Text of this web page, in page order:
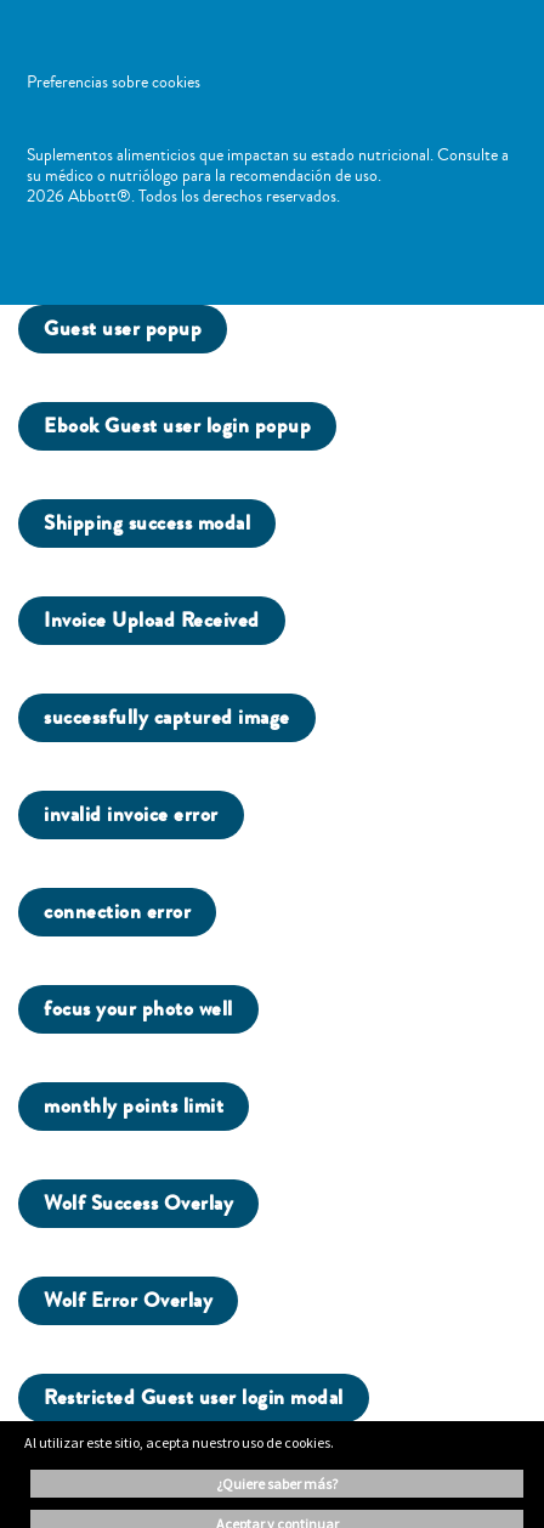
Preferencias sobre cookies
Suplementos alimenticios que impactan su estado nutricional. Consulte a
su médico o nutriólogo para la recomendación de uso. ​
2026 Abbott®. Todos los derechos reservados.
Guest user popup
Ebook Guest user login popup
Shipping success modal
Invoice Upload Received
successfully captured image
invalid invoice error
connection error
focus your photo well
monthly points limit
Wolf Success Overlay
Wolf Error Overlay
Restricted Guest user login modal
Al utilizar este sitio, acepta nuestro uso de cookies.
¿quiere saber más?
aceptar y continuar